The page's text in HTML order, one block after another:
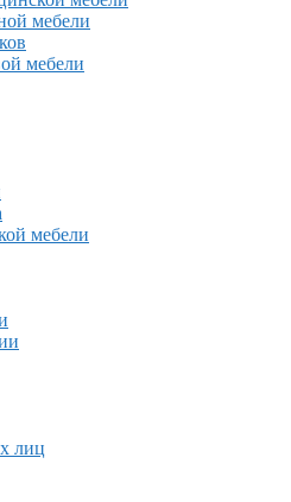
мебели
мебели
мебели
лиц